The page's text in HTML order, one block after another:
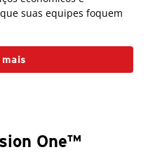
suas equipes foquem
One™